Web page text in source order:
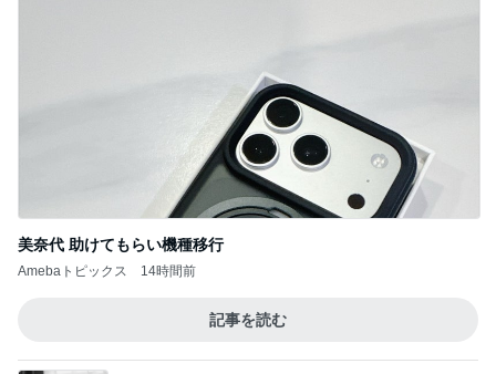
美奈代 助けてもらい機種移行
Amebaトピックス 14時間前
記事を読む